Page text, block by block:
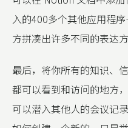
入的400多个其他应用程
方拼凑出许多不同的表达
最后，将你所有的知识、
都可以看到和访问的地方
可以潜入其他人的会议记